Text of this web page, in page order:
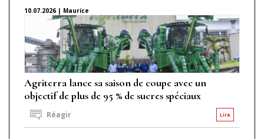
10.07.2026 | Maurice
Agriterra lance sa saison de coupe avec un
objectif de plus de 95 % de sucres spéciaux
Lire
Réagir